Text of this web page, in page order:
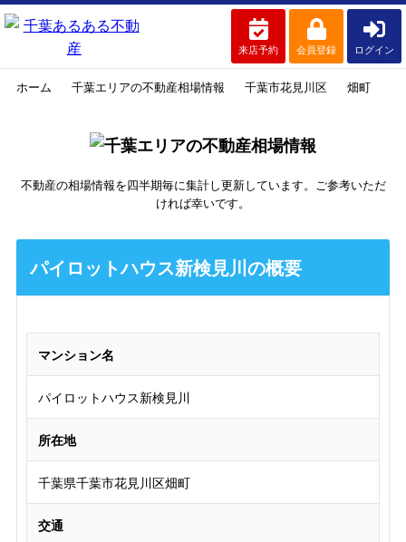
来店予約 会員登録 ログイン
ホーム 千葉エリアの不動産相場情報 千葉市花見川区 畑町
不動産の相場情報を四半期毎に集計し更新しています。ご参考いただ
ければ幸いです。
パイロットハウス新検見川の概要
マンション名
パイロットハウス新検見川
所在地
千葉県千葉市花見川区畑町
交通